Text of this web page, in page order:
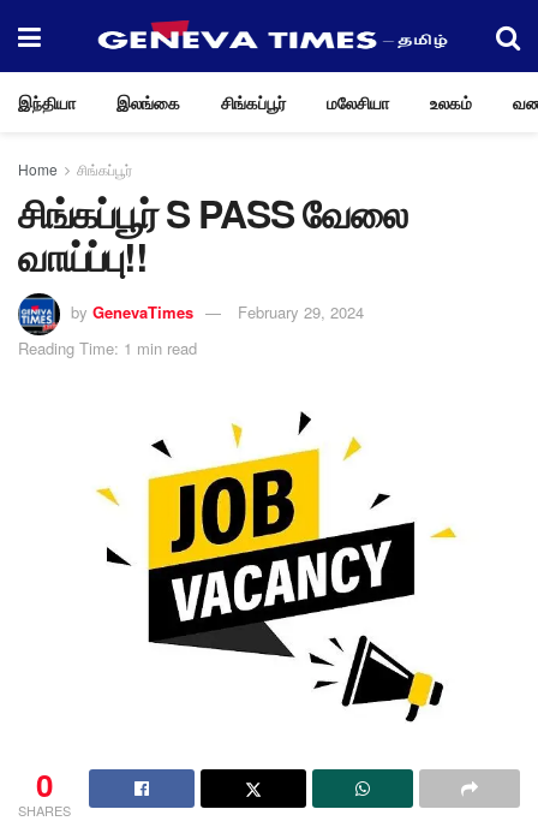
இந்தியா இலங்கை சிங்கப்பூர் மலேசியா உலகம்
Home சிங்கப்பூர்
சிங்கப்பூர் S PASS வேலை
வாய்ப்பு!!
by GenevaTimes
February 29, 2024
Reading Time: 1 min read
0
SHARES